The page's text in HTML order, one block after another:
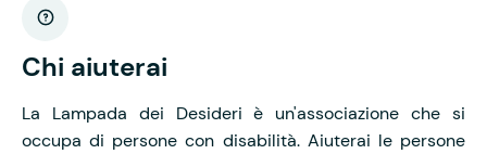
Chi aiuterai
La Lampada dei Desideri è un'associazione che si
occupa di persone con disabilità. Aiuterai le persone